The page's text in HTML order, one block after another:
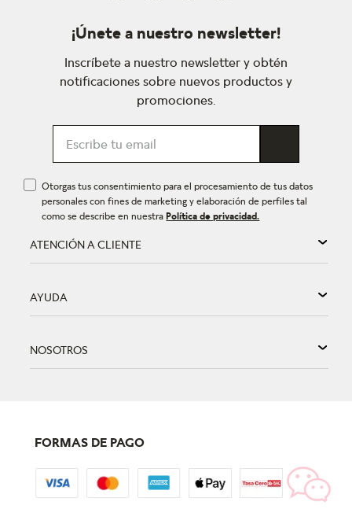
¡Únete a nuestro newsletter!
Inscríbete a nuestro newsletter y obtén
notificaciones sobre nuevos productos y
promociones.
Otorgas tus consentimiento para el procesamiento de tus datos
personales con fines de marketing y elaboración de perfiles tal
como se describe en nuestraPolítica de privacidad.
ATENCIÓN A CLIENTE
AYUDA
NOSOTROS
FORMAS DE PAGO